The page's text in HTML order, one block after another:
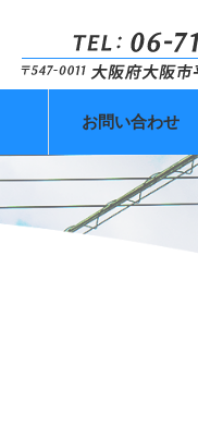
お問い合わせ